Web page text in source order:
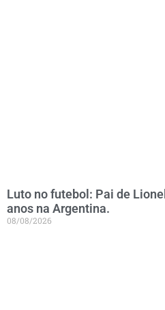
Luto no futebol: Pai de
anos na Argentina.
08/08/2026